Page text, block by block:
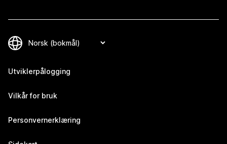
Utviklerpålogging
Vilkår for bruk
Personvernerklæring